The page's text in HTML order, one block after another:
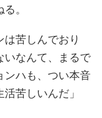
。
苦しんでおり
いなんて、まるで
ンハも、つい本音
苦しいんだ」